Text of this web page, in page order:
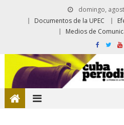
domingo,
Documentos de la UPEC
Medios de